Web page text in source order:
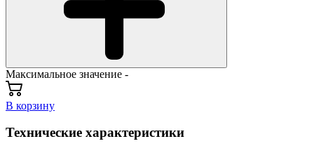
Максимальное значение -
В корзину
Технические характеристики